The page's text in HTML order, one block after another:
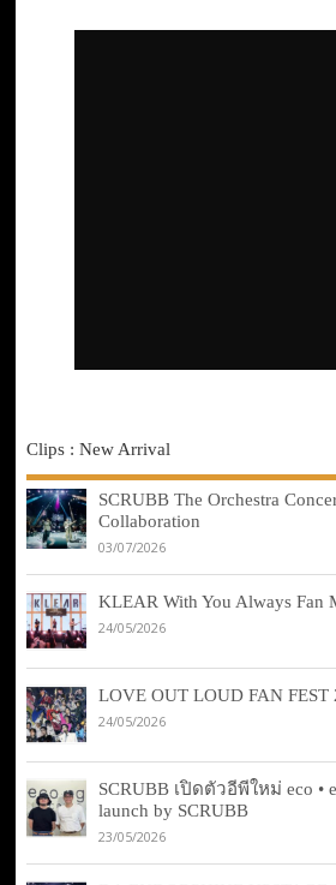
Clips : New Arrival
SCRUBB The Orchestra
Collaboration
03/07/2026
KLEAR With You Always Fan
24/05/2026
LOVE OUT LOUD FAN FEST
24/05/2026
SCRUBB เปิดตัวอีพีใหม่ eco •
launch by SCRUBB
23/05/2026